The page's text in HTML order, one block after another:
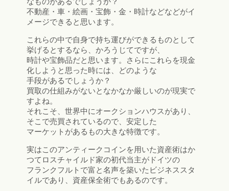
不動産・車・絵画・宝飾・金・時計などなどがイ
メージできると思います。
これらの中で自身で持ち運びができるものとして
挙げるとするなら、かろうじてですが、
時計や宝飾品だと思います。さらにこれらを現金
化しようと思った時には、どのような
手段があるでしょうか？
買取の仕組みがないとなかなか厳しいのが現実で
すよね。
それこそ、世界中にオークションハウスがあり、
そこで売買されているので、安定した
マーケットがあるもの大きな特徴です。
実はこのアンティークコインを用いた資産術はか
つてロスチャイルド家の初代当主がドイツの
フランクフルトで富と名声を築いたビジネススタ
イルであり、資産保全術でもあるのです。